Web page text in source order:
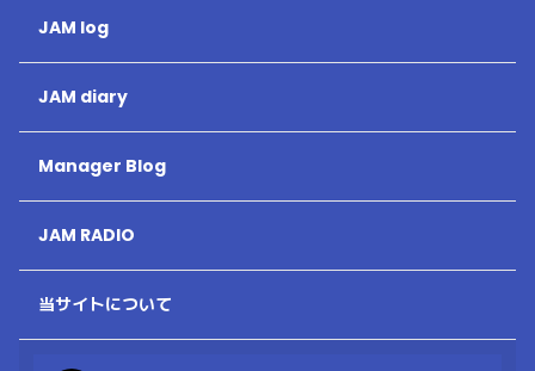
JAM log
JAM diary
Manager Blog
JAM RADIO
当サイトについて